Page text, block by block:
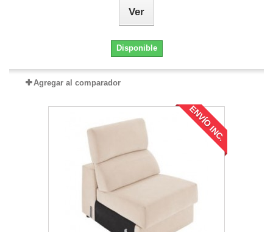
Ver
Disponible
Agregar al comparador
ENVÍO INC.